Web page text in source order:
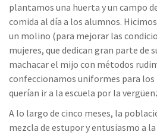
plantamos una huerta y un campo
comida al día a los alumnos.
un molino (para mejorar las
mujeres, que dedican gran parte de
machacar el mijo con métodos
confeccionamos uniformes para los
querían ir a la escuela por la
A lo largo de cinco meses, la
mezcla de estupor y entusiasmo a